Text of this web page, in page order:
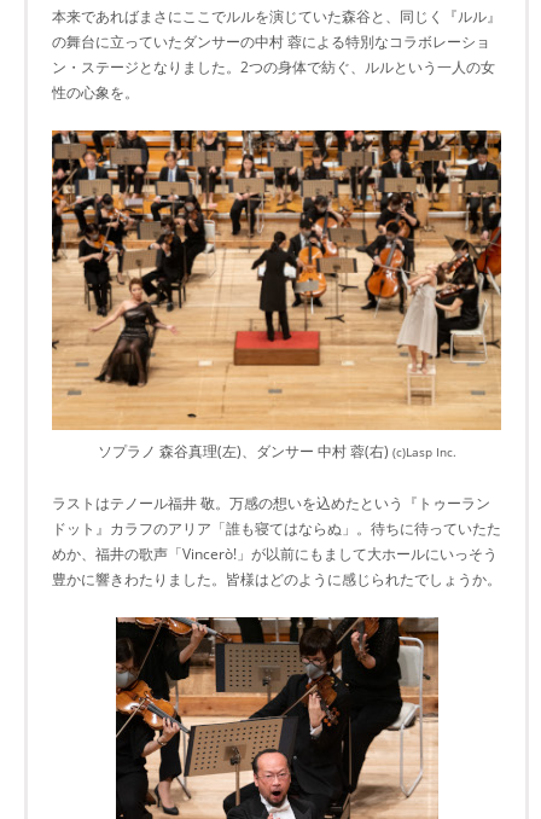
本来であればまさにここでルルを演じていた森谷と、同じく『ルル』
の舞台に立っていたダンサーの中村 蓉による特別なコラボレーショ
ン・ステージとなりました。2つの身体で紡ぐ、ルルという一人の女
性の心象を。
ソプラノ 森谷真理(左)、ダンサー 中村 蓉(右) (c)Lasp Inc.
ラストはテノール福井 敬。万感の想いを込めたという『トゥーラン
ドット』カラフのアリア「誰も寝てはならぬ」。待ちに待っていたた
めか、福井の歌声「Vincerò!」が以前にもまして大ホールにいっそう
豊かに響きわたりました。皆様はどのように感じられたでしょうか。